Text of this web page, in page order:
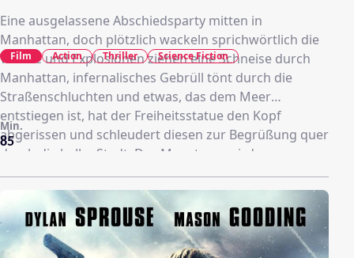
Eine ausgelassene Abschiedsparty mitten in
Manhattan, doch plötzlich wackeln sprichwörtlich die
Wände und Explosionen ziehen eine Schneise durch
Manhattan, infernalisches Gebrüll tönt durch die
Straßenschluchten und etwas, das dem Meer
entstiegen ist, hat der Freiheitsstatue den Kopf
abgerissen und schleudert diesen zur Begrüßung quer
durch die halbe Stadt. Das Monstrum wird
"Cloverfield" genannt und für die gerade eben noch
Feiernden bedeutet das erstmal nur eins: raus aus der
Stadt, möglichst lebendig, und auch ohne in die
Schusslinie der Army zu geraten, die "Cloverfield" alles
entgegen feuert, was verfügbar ist.
85
Min.
Film Action Thriller Science Fiction